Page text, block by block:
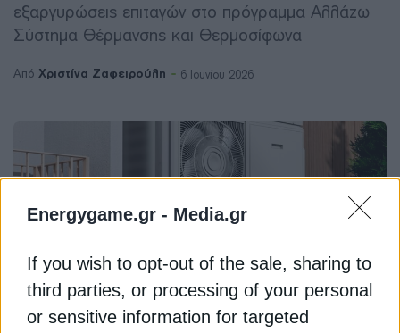
Energygame.gr - Media.gr
If you wish to opt-out of the sale, sharing to
third parties, or processing of your personal
or sensitive information for targeted
εξαργυρώσεις επιταγών στο πρόγραμμα Αλλάζω
Σύστημα Θέρμανσης και Θερμοσίφωνα
Από Χριστίνα Ζαφειρούλη 6 Ιουνίου 2026